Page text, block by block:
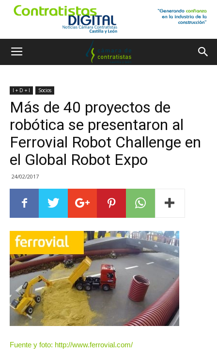
I + D + I Socios
Más de 40 proyectos de
robótica se presentaron al
Ferrovial Robot Challenge en
el Global Robot Expo
24/02/2017
Fuente y foto: http://www.ferrovial.com/